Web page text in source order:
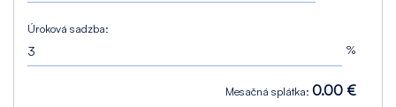
Úroková sadzba:
%
Mesačná splátka: 0.00 €